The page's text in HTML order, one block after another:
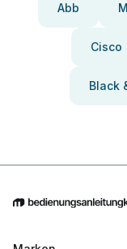
Abb
Cisco
Black